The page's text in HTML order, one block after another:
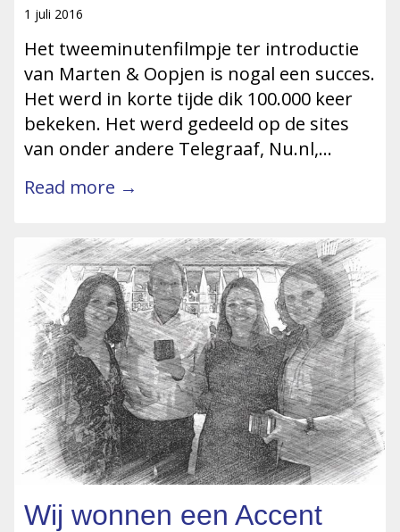
1 juli 2016
Het tweeminutenfilmpje ter introductie
van Marten & Oopjen is nogal een succes.
Het werd in korte tijde dik 100.000 keer
bekeken. Het werd gedeeld op de sites
van onder andere Telegraaf, Nu.nl,…
Read more →
Wij wonnen een Accent